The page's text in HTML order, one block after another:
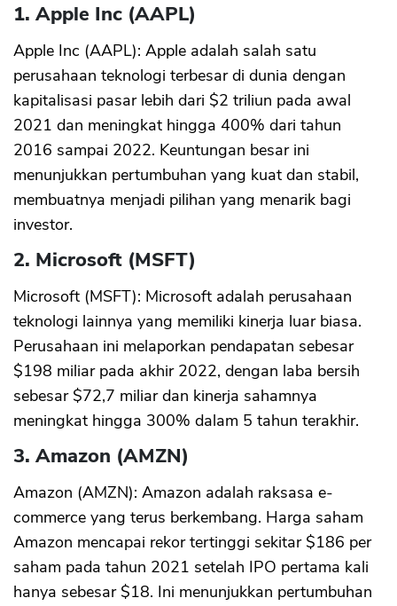
1. Apple Inc (AAPL)
Apple Inc (AAPL): Apple adalah salah satu
perusahaan teknologi terbesar di dunia dengan
kapitalisasi pasar lebih dari $2 triliun pada awal
2021 dan meningkat hingga 400% dari tahun
2016 sampai 2022. Keuntungan besar ini
menunjukkan pertumbuhan yang kuat dan stabil,
membuatnya menjadi pilihan yang menarik bagi
investor.
2. Microsoft (MSFT)
Microsoft (MSFT): Microsoft adalah perusahaan
teknologi lainnya yang memiliki kinerja luar biasa.
Perusahaan ini melaporkan pendapatan sebesar
$198 miliar pada akhir 2022, dengan laba bersih
sebesar $72,7 miliar dan kinerja sahamnya
meningkat hingga 300% dalam 5 tahun terakhir.
3. Amazon (AMZN)
Amazon (AMZN): Amazon adalah raksasa e-
commerce yang terus berkembang. Harga saham
Amazon mencapai rekor tertinggi sekitar $186 per
saham pada tahun 2021 setelah IPO pertama kali
hanya sebesar $18. Ini menunjukkan pertumbuhan